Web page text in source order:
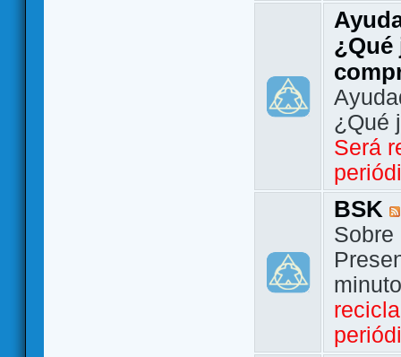
¿Qué
¿Qué
Será
BSK
Sobre